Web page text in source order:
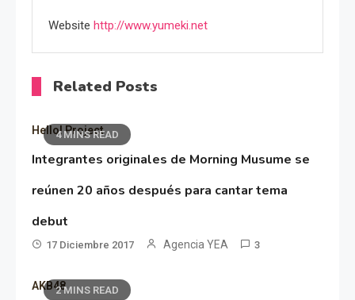
Website http://www.yumeki.net
Related Posts
4 MINS READ
Hello! Project
Integrantes originales de Morning Musume se
reúnen 20 años después para cantar tema
debut
17 Diciembre 2017 Agencia YEA 3
2 MINS READ
AKB48